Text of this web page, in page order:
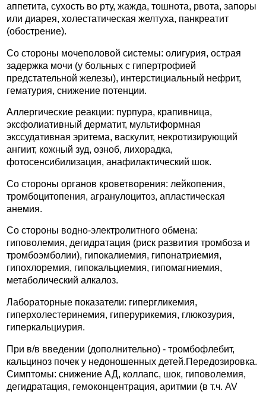
аппетита, сухость во рту, жажда, тошнота, рвота, запоры
или диарея, холестатическая желтуха, панкреатит
(обострение).
Со стороны мочеполовой системы: олигурия, острая
задержка мочи (у больных с гипертрофией
предстательной железы), интерстициальный нефрит,
гематурия, снижение потенции.
Аллергические реакции: пурпура, крапивница,
эксфолиативный дерматит, мультиформная
экссудативная эритема, васкулит, некротизирующий
ангиит, кожный зуд, озноб, лихорадка,
фотосенсибилизация, анафилактический шок.
Со стороны органов кроветворения: лейкопения,
тромбоцитопения, агранулоцитоз, апластическая
анемия.
Со стороны водно-электролитного обмена:
гиповолемия, дегидратация (риск развития тромбоза и
тромбоэмболии), гипокалиемия, гипонатриемия,
гипохлоремия, гипокальциемия, гипомагниемия,
метаболический алкалоз.
Лабораторные показатели: гипергликемия,
гиперхолестеринемия, гиперурикемия, глюкозурия,
гиперкальциурия.
При в/в введении (дополнительно) - тромбофлебит,
кальциноз почек у недоношенных детей.Передозировка.
Симптомы: снижение АД, коллапс, шок, гиповолемия,
дегидратация, гемоконцентрация, аритмии (в т.ч. AV